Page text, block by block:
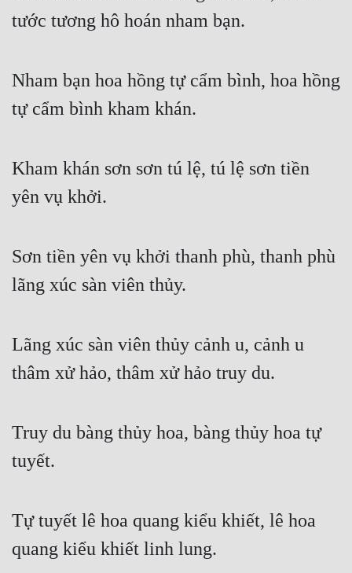
tước tương hô hoán nham bạn.
Nham bạn hoa hồng tự cẩm bình, hoa hồng
tự cẩm bình kham khán.
Kham khán sơn sơn tú lệ, tú lệ sơn tiền
yên vụ khởi.
Sơn tiền yên vụ khởi thanh phù, thanh phù
lãng xúc sàn viên thủy.
Lãng xúc sàn viên thủy cảnh u, cảnh u
thâm xử hảo, thâm xử hảo truy du.
Truy du bàng thủy hoa, bàng thủy hoa tự
tuyết.
Tự tuyết lê hoa quang kiểu khiết, lê hoa
quang kiểu khiết linh lung.